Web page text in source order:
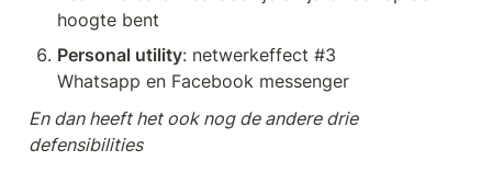
hoogte bent
Personal utility: netwerkeffect #3
Whatsapp en Facebook messenger
En dan heeft het ook nog de andere drie
defensibilities